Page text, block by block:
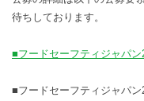
待ちしております。
■フードセーフティジャパ
■フードセーフティジャパン